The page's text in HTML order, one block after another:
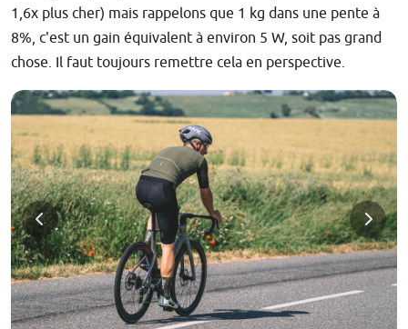
1,6x plus cher) mais rappelons que 1 kg dans une pente à
8%, c'est un gain équivalent à environ 5 W, soit pas grand
chose. Il faut toujours remettre cela en perspective.